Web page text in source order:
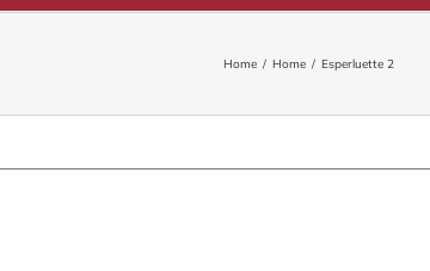
Home / Home / Esperluette 2